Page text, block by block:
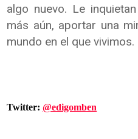
algo nuevo. Le
más aún, aportar una
mundo en el que vivimos.
Twitter:@edigomben